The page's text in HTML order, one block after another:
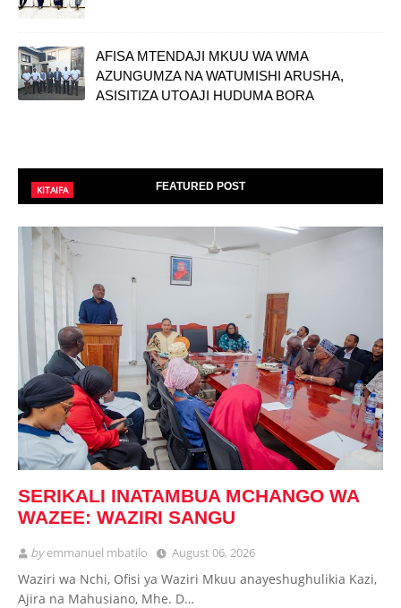
AFISA MTENDAJI MKUU WA WMA
AZUNGUMZA NA WATUMISHI ARUSHA,
ASISITIZA UTOAJI HUDUMA BORA
FEATURED POST
KITAIFA
SERIKALI INATAMBUA MCHANGO WA
WAZEE: WAZIRI SANGU
byemmanuel mbatilo August 06, 2026
Waziri wa Nchi, Ofisi ya Waziri Mkuu anayeshughulikia Kazi,
Ajira na Mahusiano, Mhe. D…